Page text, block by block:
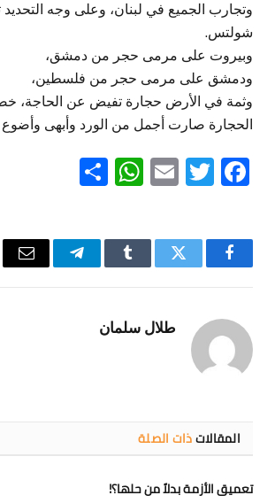
وتجارب الجميع في لبنان، وعلى وجه
شولتس.
وبيروت على مرمى حجر من دمشق،
ودمشق على مرمى حجر من فلسطين،
وثمة في الأرض حجارة تفيض عن الحاجة،
الحجارة صارت أجمل من الورد وأبهى
Facebook
Twitter
Email
فيسبوكتويتر Tumblr تيلقرام
طلال سلمان
المقالاتذات الصلة
تعميق الأزمة بدلاً من حلها؟!